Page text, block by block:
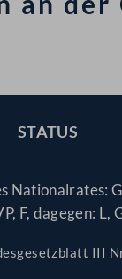
STATUS
Nationalrates:
F, dagegen: L,
III